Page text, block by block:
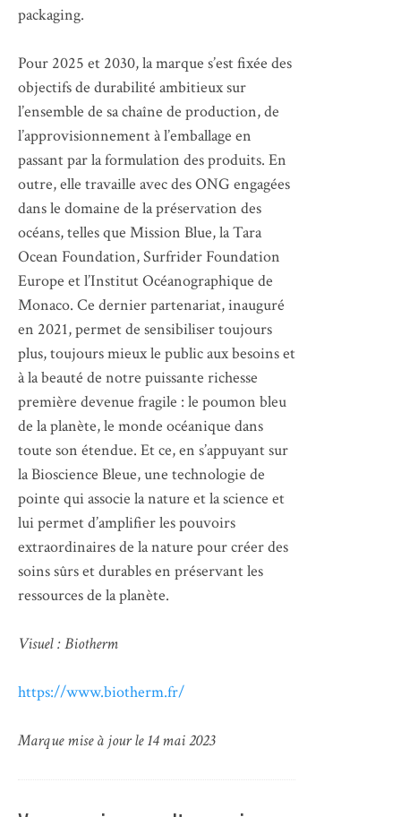
packaging.
Pour 2025 et 2030, la marque s’est fixée des
objectifs de durabilité ambitieux sur
l’ensemble de sa chaîne de production, de
l’approvisionnement à l’emballage en
passant par la formulation des produits. En
outre, elle travaille avec des ONG engagées
dans le domaine de la préservation des
océans, telles que Mission Blue, la Tara
Ocean Foundation, Surfrider Foundation
Europe et l’Institut Océanographique de
Monaco. Ce dernier partenariat, inauguré
en 2021, permet de sensibiliser toujours
plus, toujours mieux le public aux besoins et
à la beauté de notre puissante richesse
première devenue fragile : le poumon bleu
de la planète, le monde océanique dans
toute son étendue. Et ce, en s’appuyant sur
la Bioscience Bleue, une technologie de
pointe qui associe la nature et la science et
lui permet d’amplifier les pouvoirs
extraordinaires de la nature pour créer des
soins sûrs et durables en préservant les
ressources de la planète.
Visuel : Biotherm
https://www.biotherm.fr/
Marque mise à jour le 14 mai 2023